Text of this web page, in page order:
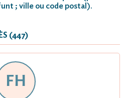
; ville ou code postal).
(447)
FH